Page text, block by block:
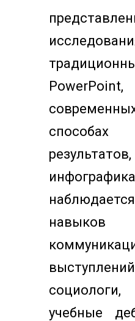
способах
учебные